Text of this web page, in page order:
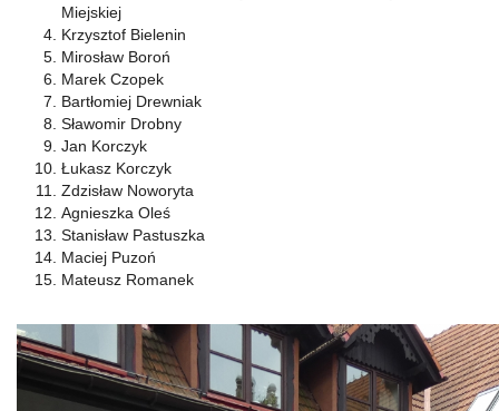
Miejskiej
Krzysztof Bielenin
Mirosław Boroń
Marek Czopek
Bartłomiej Drewniak
Sławomir Drobny
Jan Korczyk
Łukasz Korczyk
Zdzisław Noworyta
Agnieszka Oleś
Stanisław Pastuszka
Maciej Puzoń
Mateusz Romanek